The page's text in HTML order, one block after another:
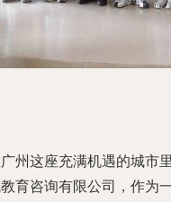
州这座充满机遇的城市
育咨询有限公司，作为